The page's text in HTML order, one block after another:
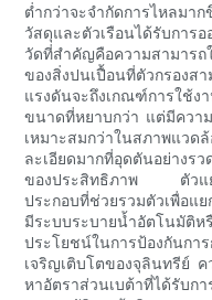
ต่ำกว่าจะจำกัดการไหลม
วัสดุและตัวเรือนได้รับการ
วัดที่สำคัญคือความสามารถ
ของสิ่งปนเปื้อนที่ตัวกรองส
แรงดันจะถึงเกณฑ์การใ
ขนาดที่หยาบกว่า แต่มีควา
เหมาะสมกว่าในสภาพแวด
ละเอียดมากที่อุดตันอย่างร
ของประสิทธิภาพ ตัวแยก
ประกอบที่ช่วยรวมตัวเพื่อแ
มีระบบระบายน้ำอัตโนมั
ประโยชน์ในการป้องกันกา
เจริญเติบโตของจุลินทรีย์
หาอัตราส่วนเบต้าที่ได้รับก